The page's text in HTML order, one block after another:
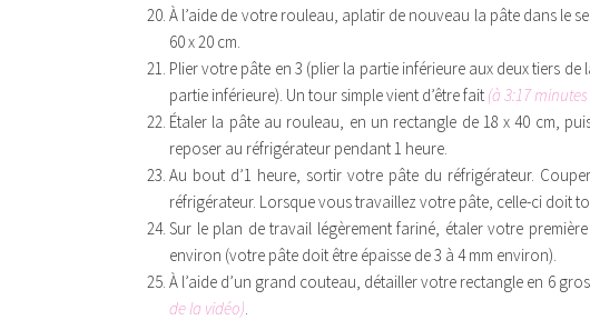
À l’aide de votre rouleau, aplatir de nouveau la pâte dans le
60 x 20 cm.
Plier votre pâte en 3 (plier la partie inférieure aux deux tiers
partie inférieure). Un tour simple vient d’être fait (à 3:17
Étaler la pâte au rouleau, en un rectangle de 18 x 40 cm,
reposer au réfrigérateur pendant 1 heure.
Au bout d’1 heure, sortir votre pâte du réfrigérateur.
réfrigérateur. Lorsque vous travaillez votre pâte, celle-ci doit
Sur le plan de travail légèrement fariné, étaler votre
environ (votre pâte doit être épaisse de 3 à 4 mm environ).
À l’aide d’un grand couteau, détailler votre rectangle en 6
de la vidéo).